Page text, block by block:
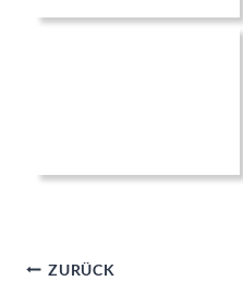
Beitragsnavigation
ZURÜCK